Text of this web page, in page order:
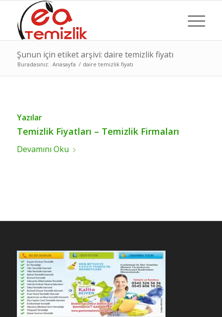
Şunun için etiket arşivi: daire temizlik fiyatı
Buradasınız: Anasayfa / daire temizlik fiyatı
Yazılar
Temizlik Fiyatları – Temizlik Firmaları
Devamını Oku